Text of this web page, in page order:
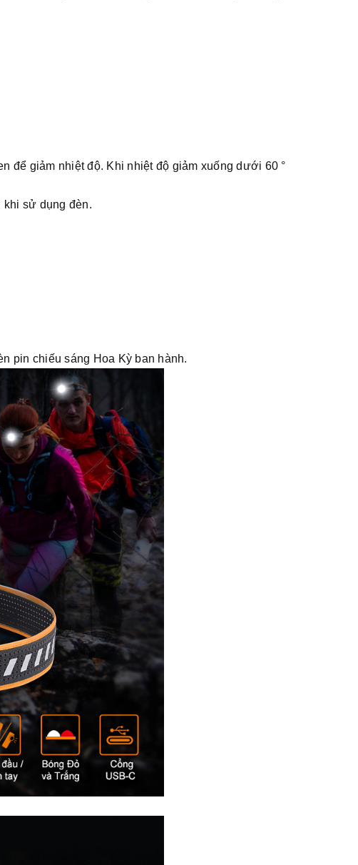
để giảm nhiệt độ. Khi nhiệt độ giảm xuống dưới 60 °
khi sử dụng đèn.
pin chiếu sáng Hoa Kỳ ban hành.